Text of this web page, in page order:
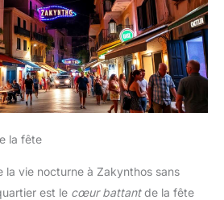
la fête
la vie nocturne à Zakynthos sans
est le cœur battantde la fête